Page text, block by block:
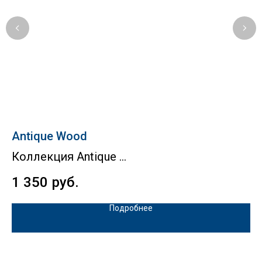
Antique Wood
Коллекция Antique
1 350 руб.
Подробнее